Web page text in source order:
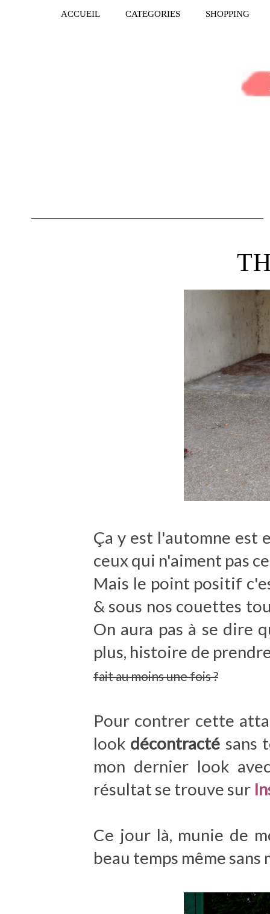
ACCUEIL CATEGORIES SHOPPING
Ça y est l'automne est
ceux qui n'aiment pas
Mais le point positif
& sous nos couettes
On aura pas à se dire
plus, histoire de
fait au moins une fois ?
Pour contrer cette
look décontracté sans
mon dernier look
résultat se trouve sur
Ce jour là, munie de
beau temps même sans